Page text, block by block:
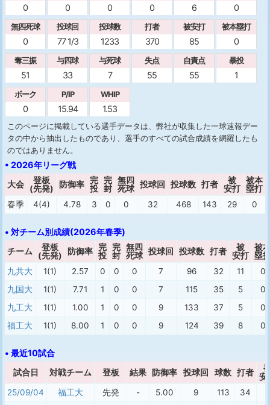
0 0 0 0 6 0
無四死球
0
投球回
77 1/3
投球数
1233
打者
370
被安打
85
被本塁打
0
奪三振
51
与四球
33
与死球
7
失点
55
自責点
55
暴投
1
ボーク
0
P/IP
15.94
WHIP
1.53
このページに掲載している選手データは、弊社が収集した一球速報デー
タの中から抽出したものであり、選手のすべての試合成績を網羅したも
のではありません。
• 2026年リーグ戦
大会
登板
(先発)
防御率
完
投
完
封
無四
死球 投球回 投球数 打者
被
安打
被本
塁打
春季
4(4) 4.78 3 0 0 32 468 143 29 0
• 対チーム別成績(2026年春季)
チーム
登板
(先発)
防御率
完
投
完
封
無四
死球 投球回 投球数 打者
被
安打
被
塁
九共大
1(1) 2.57 0 0 0 7 96 32 11
0
九国大
1(1) 7.71 1 0 0 7 115 35 5
0
九工大
1(1) 1.00 1 0 0 9 133 37 5
0
福工大
1(1) 8.00 1 0 0 9 124 39 8 0
• 最近10試合
試合日 対戦チーム 登板 結果 防御率 投球回 球数 打者 安
25/09/04
福工大 先発 - 5.00 9 113 34